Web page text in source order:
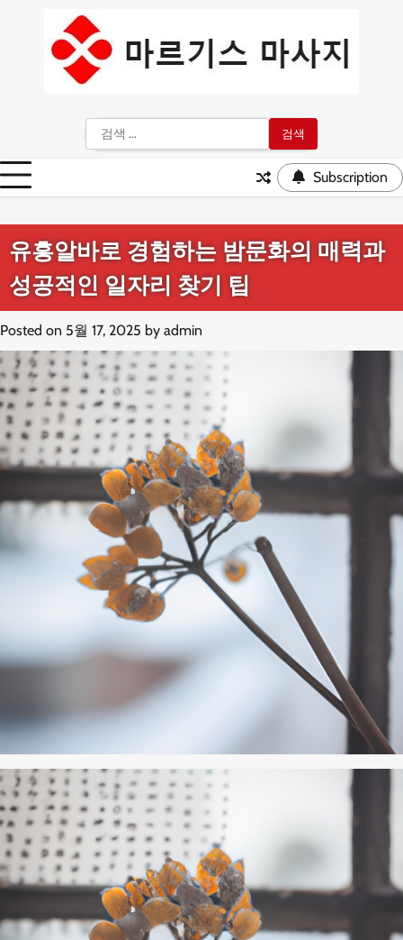
색:
Subscription
유흥알바로 경험하는 밤문화의 매력과
성공적인 일자리 찾기 팁
Posted on 5월 17, 2025 by admin